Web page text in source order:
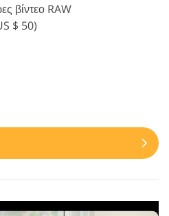
βίντεο RAW
$ 50)